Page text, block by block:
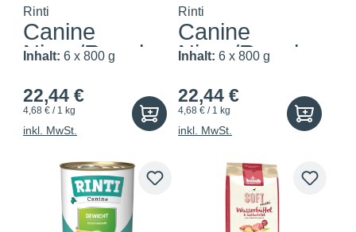
Rinti
Canine
Niere/Renal
Inhalt: 6 x 800 g
22,44 €
4,68 € / 1 kg
inkl. MwSt.
Rinti
Canine
Niere/Renal
Inhalt: 6 x 800 g
22,44 €
4,68 € / 1 kg
inkl. MwSt.